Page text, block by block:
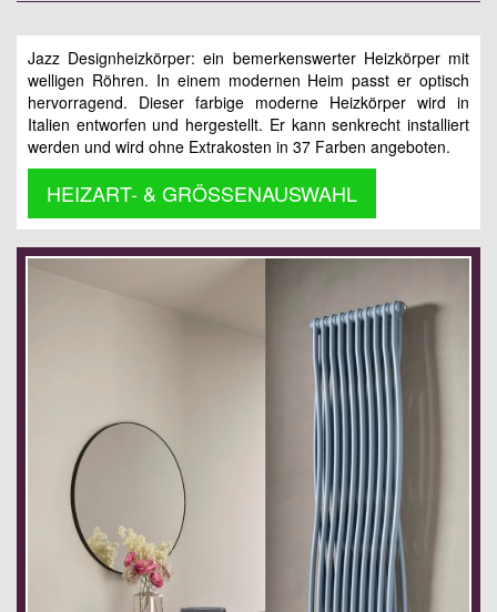
Jazz Designheizkörper: ein bemerkenswerter Heizkörper mit
welligen Röhren. In einem modernen Heim passt er optisch
hervorragend. Dieser farbige moderne Heizkörper wird in
Italien entworfen und hergestellt. Er kann senkrecht installiert
werden und wird ohne Extrakosten in 37 Farben angeboten.
HEIZART- & GRÖSSENAUSWAHL